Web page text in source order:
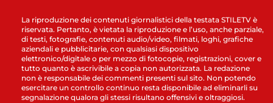
La riproduzione dei contenuti giornalistici della testata STILETV è
riservata. Pertanto, è vietata la riproduzione e l’uso, anche parziale,
di testi, fotografie, contenuti audio/video, filmati, loghi, grafiche
aziendali e pubblicitarie, con qualsiasi dispositivo
elettronico/digitale o per mezzo di fotocopie, registrazioni, cover e
tutto quanto è ascrivibile a copia non autorizzata. La redazione
non è responsabile dei commenti presenti sul sito. Non potendo
esercitare un controllo continuo resta disponibile ad eliminarli su
segnalazione qualora gli stessi risultano offensivi e oltraggiosi.